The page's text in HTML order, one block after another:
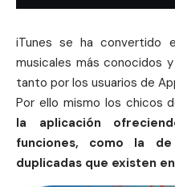
iTunes se ha convertido
musicales más conocidos
tanto por los usuarios de
Por ello mismo los chicos
la aplicación
funciones, como la
duplicadas que existen